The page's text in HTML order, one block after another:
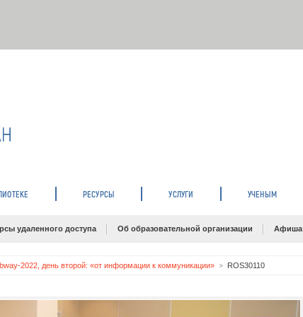
РЕСУРСЫ УСЛУГИ УЧЕНЫМ
удаленного доступа Об образовательной организации Афиша
2022, день второй: «от информации к коммуникации» ROS30110